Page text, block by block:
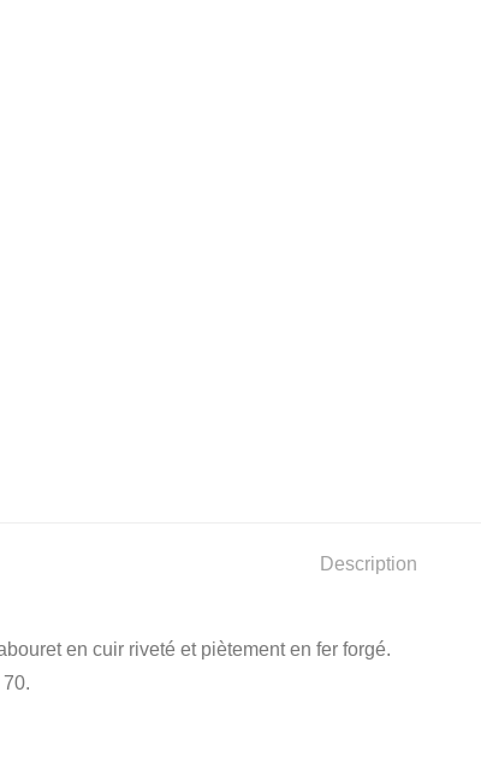
Description
en cuir riveté et piètement en fer forgé.